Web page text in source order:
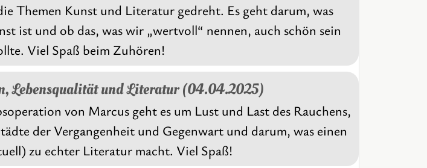
Themen Kunst und Literatur gedreht. Es geht darum, was
ist und ob das, was wir „wertvoll“ nennen, auch schön sein
Viel Spaß beim Zuhören!
Lebensqualität und Literatur (04.04.2025)
von Marcus geht es um Lust und Last des Rauchens,
der Vergangenheit und Gegenwart und darum, was einen
zu echter Literatur macht. Viel Spaß!